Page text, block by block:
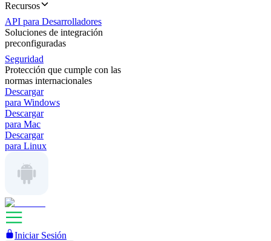
Recursos
API para Desarrolladores
Soluciones de integración
preconfiguradas
Seguridad
Protección que cumple con las
normas internacionales
Descargar
para Windows
Descargar
para Mac
Descargar
para Linux
Iniciar Sesión